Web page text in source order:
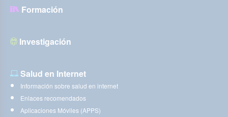
Formación
Investigación
Salud en Internet
Información sobre salud en internet
Enlaces recomendados
Aplicaciones Móviles (APPS)